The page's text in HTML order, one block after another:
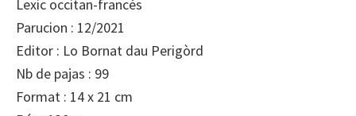
Lexic occitan-francés
Parucion : 12/2021
Editor : Lo Bornat dau Perigòrd
Nb de pajas : 99
Format : 14 x 21 cm